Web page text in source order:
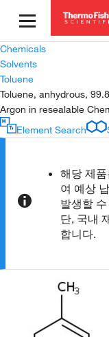
Chemicals
Solvents
Toluene
Toluene, anhydrous,
Argon in resealable
Element Search
해당 제
여 예상
발생할
단, 국내
합니다.